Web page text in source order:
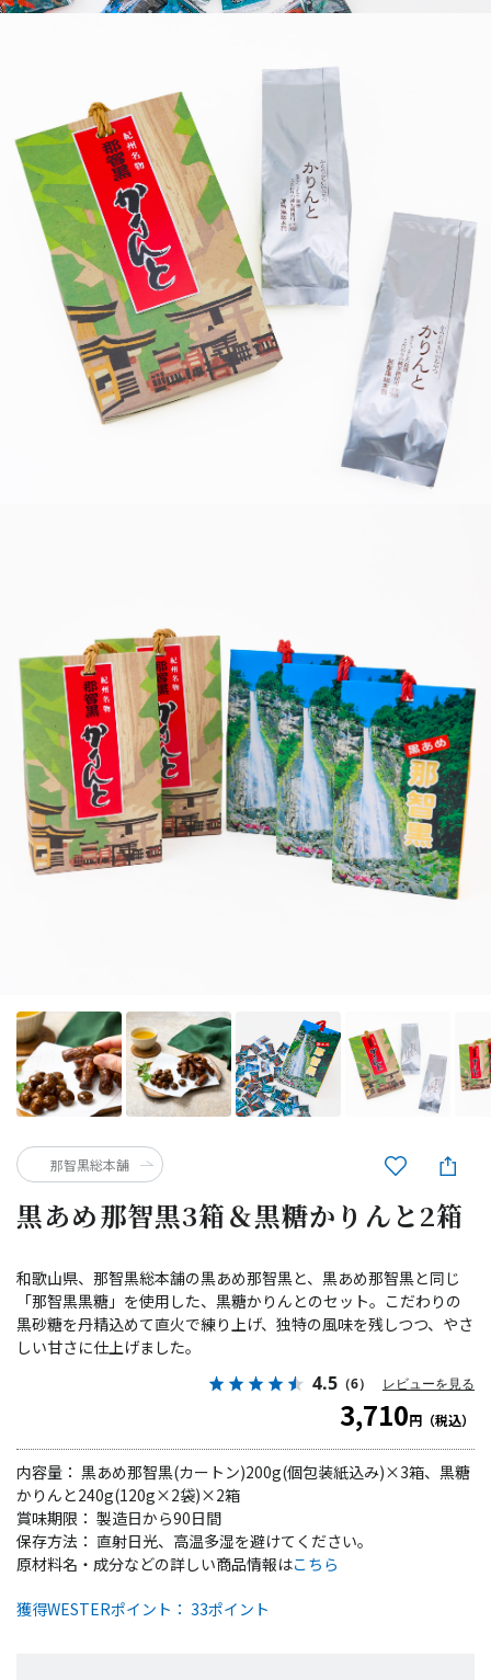
黒あめ那智黒3箱＆黒糖かりんと2箱
和歌山県、那智黒総本舗の黒あめ那智黒と、黒あめ那智黒と同じ
「那智黒黒糖」を使用した、黒糖かりんとのセット。こだわりの
黒砂糖を丹精込めて直火で練り上げ、独特の風味を残しつつ、やさ
しい甘さに仕上げました。
4.5 （6） レビューを見る
3,710円（税込）
内容量： 黒あめ那智黒(カートン)200g(個包装紙込み)×3箱、黒糖
かりんと240g(120g×2袋)×2箱
賞味期限： 製造日から90日間
保存方法： 直射日光、高温多湿を避けてください。
獲得WESTERポイント： 33ポイント
原材料名・成分などの詳しい商品情報はこちら
那智黒総本舗